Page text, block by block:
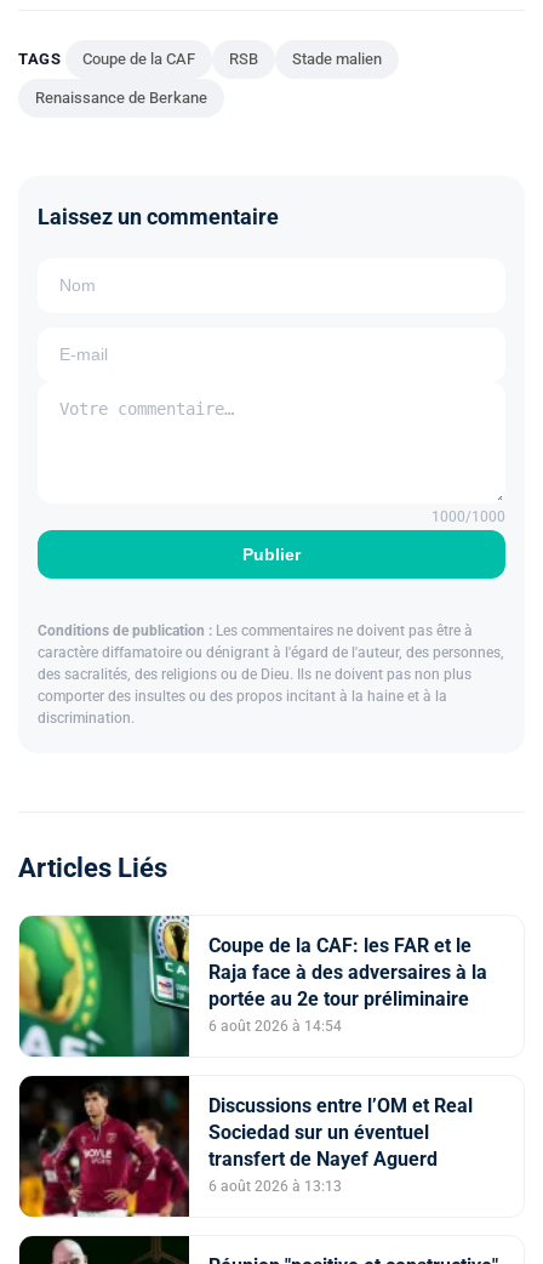
TAGS Coupe de la CAF RSB Stade malien
Renaissance de Berkane
Laissez un commentaire
Publier
1000/1000
Conditions de publication : Les commentaires ne doivent pas être à
caractère diffamatoire ou dénigrant à l'égard de l'auteur, des personnes,
des sacralités, des religions ou de Dieu. Ils ne doivent pas non plus
comporter des insultes ou des propos incitant à la haine et à la
discrimination.
Articles Liés
Coupe de la CAF: les FAR et le
Raja face à des adversaires à la
portée au 2e tour préliminaire
6 août 2026 à 14:54
Discussions entre l’OM et Real
Sociedad sur un éventuel
transfert de Nayef Aguerd
6 août 2026 à 13:13